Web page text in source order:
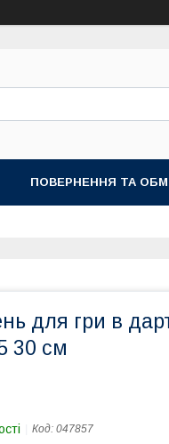
ПОВЕРНЕННЯ ТА
для гри в
30 см
Код: 047857